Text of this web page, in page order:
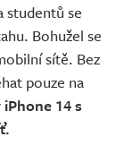
studentů se
Bohužel se
sítě. Bez
pouze na
iPhone 14 s